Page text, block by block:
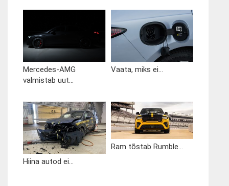
Mercedes-AMG
valmistab uut...
Vaata, miks ei...
Hiina autod ei...
Ram tõstab Rumble...